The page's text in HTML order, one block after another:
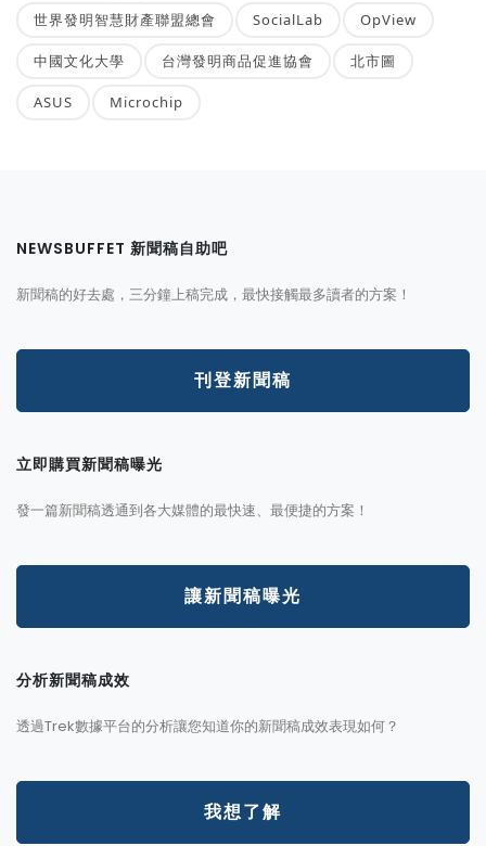
世界發明智慧財產聯盟總會 SocialLab OpView
中國文化大學 台灣發明商品促進協會 北市圖
ASUS Microchip
NEWSBUFFET 新聞稿自助吧
新聞稿的好去處，三分鐘上稿完成，最快接觸最多讀者的方案！
刊登新聞稿
立即購買新聞稿曝光
發一篇新聞稿透通到各大媒體的最快速、最便捷的方案！
讓新聞稿曝光
分析新聞稿成效
透過Trek數據平台的分析讓您知道你的新聞稿成效表現如何？
我想了解